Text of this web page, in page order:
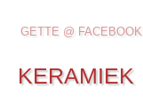
GETTE @ FACEBOOK
KERAMIEK